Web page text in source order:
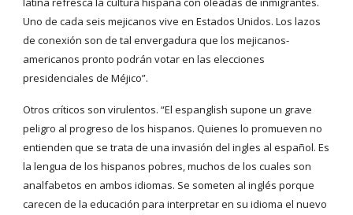
Uno de cada seis mejicanos vive en Estados Unidos. Los lazos
de conexión son de tal envergadura que los mejicanos-
americanos pronto podrán votar en las elecciones
presidenciales de Méjico”.
Otros críticos son virulentos. “El espanglish supone un grave
peligro al progreso de los hispanos. Quienes lo promueven no
entienden que se trata de una invasión del ingles al español. Es
la lengua de los hispanos pobres, muchos de los cuales son
analfabetos en ambos idiomas. Se someten al inglés porque
carecen de la educación para interpretar en su idioma el nuevo